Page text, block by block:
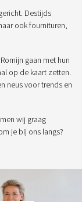
Destijds
ook fournituren,
gaan met hun
op de kaart zetten.
neus voor trends en
wij graag
je bij ons langs?